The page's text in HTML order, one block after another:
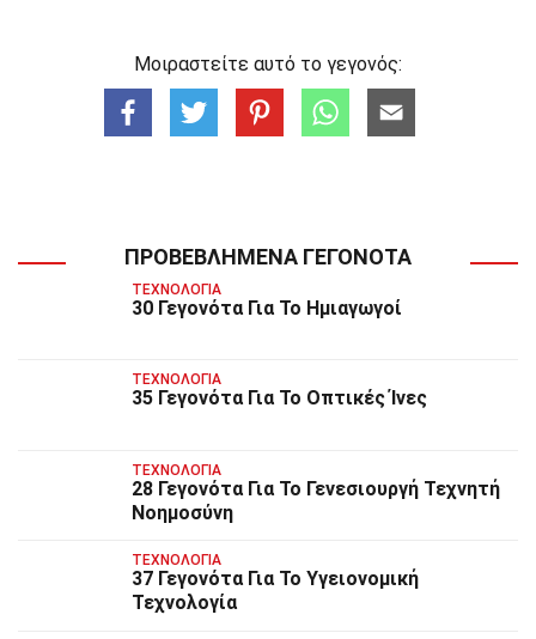
Μοιραστείτε αυτό το γεγονός:
ΠΡΟΒΕΒΛΗΜΈΝΑ ΓΕΓΟΝΌΤΑ
ΤΕΧΝΟΛΟΓΊΑ
30 Γεγονότα Για Το Ημιαγωγοί
ΤΕΧΝΟΛΟΓΊΑ
35 Γεγονότα Για Το Οπτικές Ίνες
ΤΕΧΝΟΛΟΓΊΑ
28 Γεγονότα Για Το Γενεσιουργή Τεχνητή
Νοημοσύνη
ΤΕΧΝΟΛΟΓΊΑ
37 Γεγονότα Για Το Υγειονομική
Τεχνολογία